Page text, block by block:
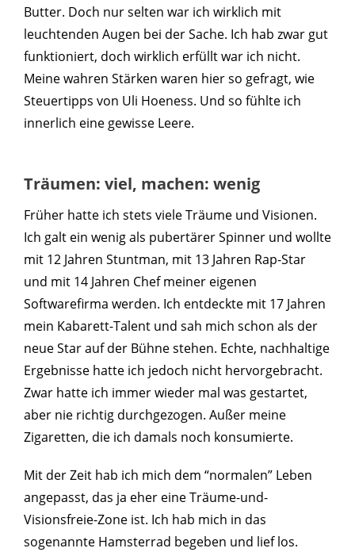
Butter. Doch nur selten war ich wirklich mit
leuchtenden Augen bei der Sache. Ich hab zwar gut
funktioniert, doch wirklich erfüllt war ich nicht.
Meine wahren Stärken waren hier so gefragt, wie
Steuertipps von Uli Hoeness. Und so fühlte ich
innerlich eine gewisse Leere.
Träumen: viel, machen: wenig
Früher hatte ich stets viele Träume und Visionen.
Ich galt ein wenig als pubertärer Spinner und wollte
mit 12 Jahren Stuntman, mit 13 Jahren Rap-Star
und mit 14 Jahren Chef meiner eigenen
Softwarefirma werden. Ich entdeckte mit 17 Jahren
mein Kabarett-Talent und sah mich schon als der
neue Star auf der Bühne stehen. Echte, nachhaltige
Ergebnisse hatte ich jedoch nicht hervorgebracht.
Zwar hatte ich immer wieder mal was gestartet,
aber nie richtig durchgezogen. Außer meine
Zigaretten, die ich damals noch konsumierte.
Mit der Zeit hab ich mich dem “normalen” Leben
angepasst, das ja eher eine Träume-und-
Visionsfreie-Zone ist. Ich hab mich in das
sogenannte Hamsterrad begeben und lief los.